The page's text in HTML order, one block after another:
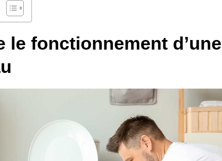
le fonctionnement d’une